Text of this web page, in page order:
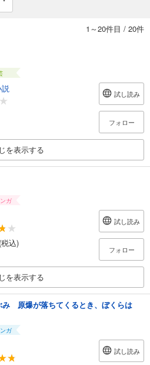
1～20件目 / 20件
試し読み
フォロー
を表示する
ガ
込)
試し読み
フォロー
を表示する
原爆が落ちてくるとき、ぼくらは
ガ
試し読み